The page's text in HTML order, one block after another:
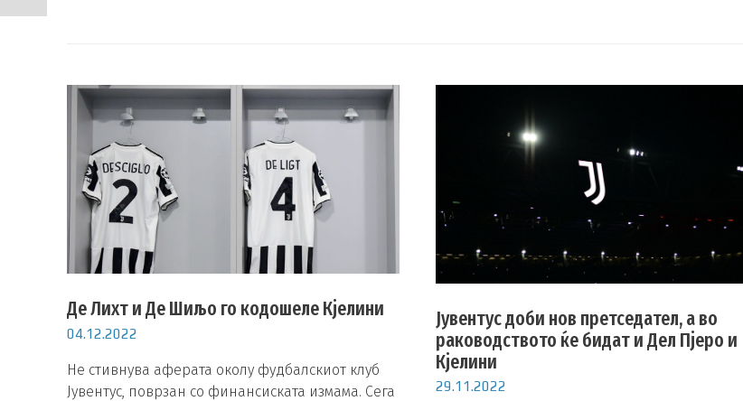
Де Лихт и Де Шиљо го кодошеле Кјелини
04.12.2022
Не стивнува аферата околу фудбалскиот клуб
Јувентус, поврзан со финансиската измама. Сега
Јувентус доби нов претседател, а во
раководството ќе бидат и Дел Пјеро и
Кјелини
29.11.2022